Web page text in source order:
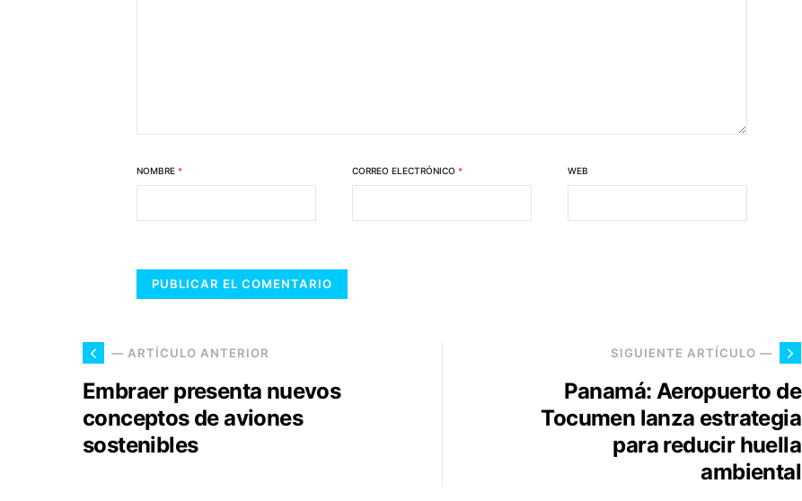
NOMBRE * CORREO ELECTRÓNICO * WEB
— ARTÍCULO ANTERIOR
Embraer presenta nuevos
conceptos de aviones
sostenibles
SIGUIENTE ARTÍCULO —
Panamá: Aeropuerto de
Tocumen lanza estrategia
para reducir huella
ambiental